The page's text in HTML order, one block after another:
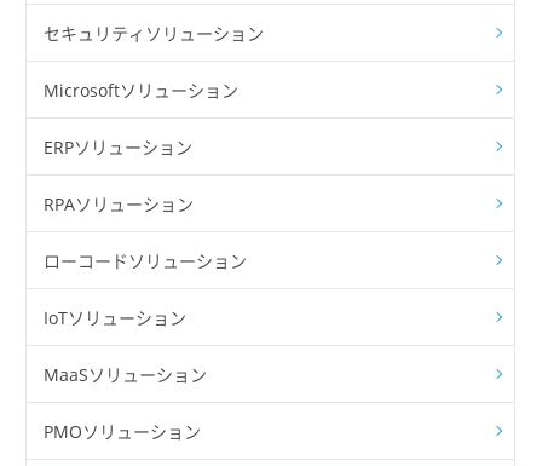
セキュリティソリューション
Microsoftソリューション
ERPソリューション
RPAソリューション
ローコードソリューション
IoTソリューション
MaaSソリューション
PMOソリューション